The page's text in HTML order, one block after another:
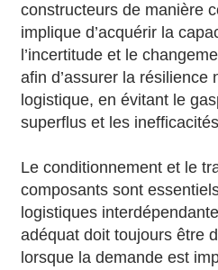
constructeurs de manière
implique d’acquérir la
l’incertitude et le
afin d’assurer la
logistique, en évitant le
superflus et les
Le conditionnement et le
composants sont
logistiques
adéquat doit toujours être
lorsque la demande est